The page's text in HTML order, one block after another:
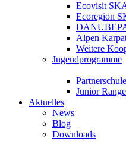
Ecovisit
Ecoregion
Alpen
Weitere
Jugendprogramme
Junior
Aktuelles
News
Blog
Downloads